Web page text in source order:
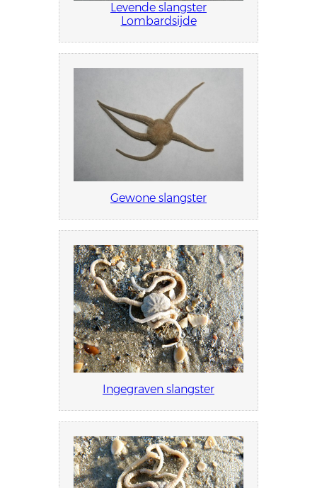
Levende slangster
Lombardsijde
Gewone slangster
Ingegraven slangster